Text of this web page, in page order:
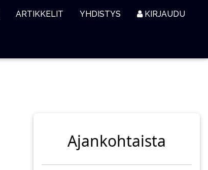
ARTIKKELIT YHDISTYS KIRJAUDU
Ajankohtaista